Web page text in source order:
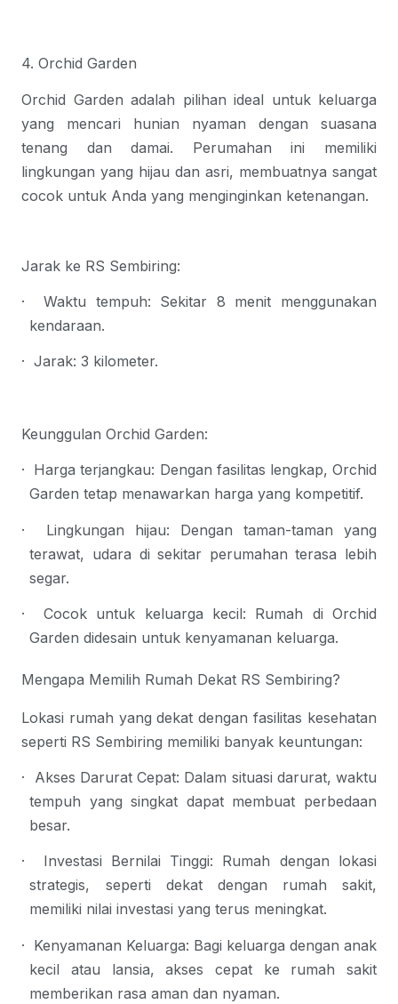
4. Orchid Garden
Orchid Garden adalah pilihan ideal untuk keluarga
yang mencari hunian nyaman dengan suasana
tenang dan damai. Perumahan ini memiliki
lingkungan yang hijau dan asri, membuatnya sangat
cocok untuk Anda yang menginginkan ketenangan.
Jarak ke RS Sembiring:
· Waktu tempuh: Sekitar 8 menit menggunakan
kendaraan.
· Jarak: 3 kilometer.
Keunggulan Orchid Garden:
· Harga terjangkau: Dengan fasilitas lengkap, Orchid
Garden tetap menawarkan harga yang kompetitif.
· Lingkungan hijau: Dengan taman-taman yang
terawat, udara di sekitar perumahan terasa lebih
segar.
· Cocok untuk keluarga kecil: Rumah di Orchid
Garden didesain untuk kenyamanan keluarga.
Mengapa Memilih Rumah Dekat RS Sembiring?
Lokasi rumah yang dekat dengan fasilitas kesehatan
seperti RS Sembiring memiliki banyak keuntungan:
· Akses Darurat Cepat: Dalam situasi darurat, waktu
tempuh yang singkat dapat membuat perbedaan
besar.
· Investasi Bernilai Tinggi: Rumah dengan lokasi
strategis, seperti dekat dengan rumah sakit,
memiliki nilai investasi yang terus meningkat.
· Kenyamanan Keluarga: Bagi keluarga dengan anak
kecil atau lansia, akses cepat ke rumah sakit
memberikan rasa aman dan nyaman.